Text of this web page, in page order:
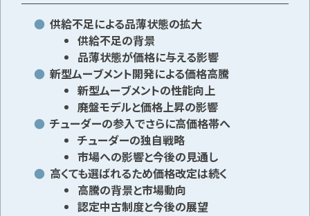
供給不足による品薄状態の拡大
供給不足の背景
品薄状態が価格に与える影響
新型ムーブメント開発による価格高騰
新型ムーブメントの性能向上
廃盤モデルと価格上昇の影響
チューダーの参入でさらに高価格帯へ
チューダーの独自戦略
市場への影響と今後の見通し
高くても選ばれるため価格改定は続く
高騰の背景と市場動向
認定中古制度と今後の展望